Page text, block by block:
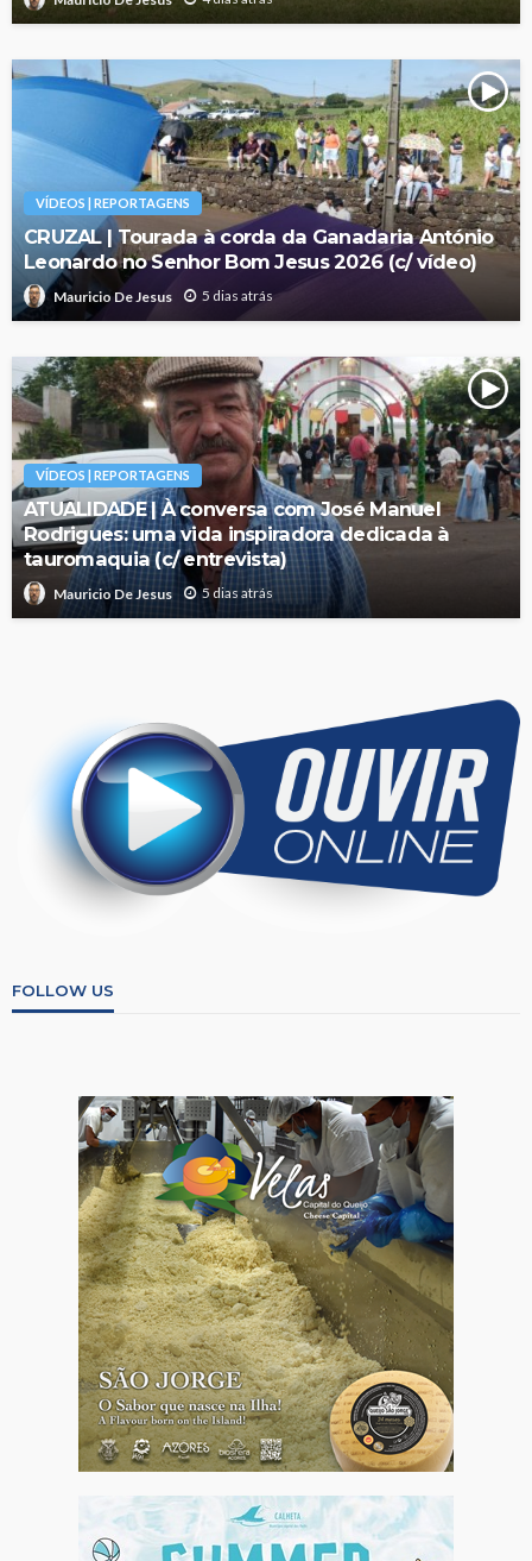
VÍDEOS | REPORTAGENS
CRUZAL | Tourada à corda da Ganadaria António
Leonardo no Senhor Bom Jesus 2026 (c/ vídeo)
Mauricio De Jesus 5 dias atrás
VÍDEOS | REPORTAGENS
ATUALIDADE | À conversa com José Manuel
Rodrigues: uma vida inspiradora dedicada à
tauromaquia (c/ entrevista)
Mauricio De Jesus 5 dias atrás
FOLLOW US